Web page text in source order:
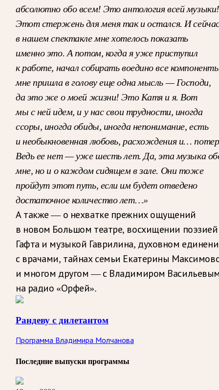
абсолютно обо всем! Это антология всей
Этот стержень для меня так и остался. И
в нашем спектакле мне хотелось показать
именно это. А потом, когда я уже приступил
к работе, начал собирать воедино все
мне пришла в голову еще одна мысль — Господи,
да это же о моей жизни! Это Катя и я. Вот
мы с ней идем, и у нас свои трудности, иногда
ссоры, иногда обиды, иногда непонимание, есть
и необыкновенная любовь, расхождения и…
Ведь ее нет — уже шесть лет. Да, эта музыка
мне, но и о каждом сидящем в зале. Они тоже
пройдут этот путь, если им будет отведено
достаточное количество лет…»
А также — о нехватке прежних ощущений
в новом Большом театре, восхищении поэзией
Гафта и музыкой Гаврилина, духовном
с врачами, тайнах семьи Екатерины
и многом другом — с Владимиром
на радио «Орфей».
Рандеву с дилетантом
Программа Владимира Молчанова
Последние выпуски программы